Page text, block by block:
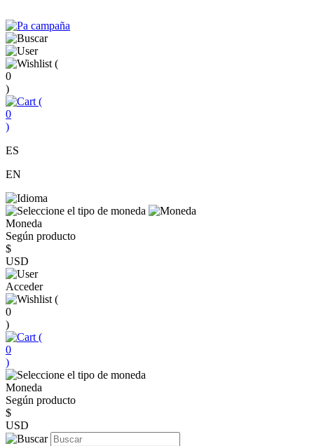
(
0
)
(
0
)
ES
EN
Moneda
Según producto
$
USD
Acceder
(
0
)
(
0
)
Moneda
Según producto
$
USD